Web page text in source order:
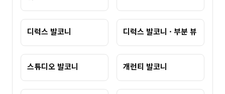
디럭스 발코니 디럭스 발코니 · 부분 뷰
스튜디오 발코니 개런티 발코니